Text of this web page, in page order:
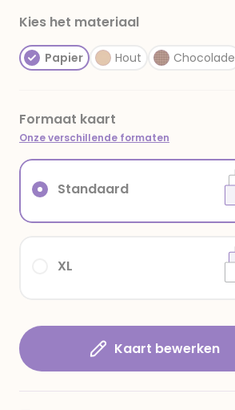
Kies het materiaal
Papier Hout Chocolade
Formaat kaart
Onze verschillende formaten
XL
Standaard
Kaart bewerken